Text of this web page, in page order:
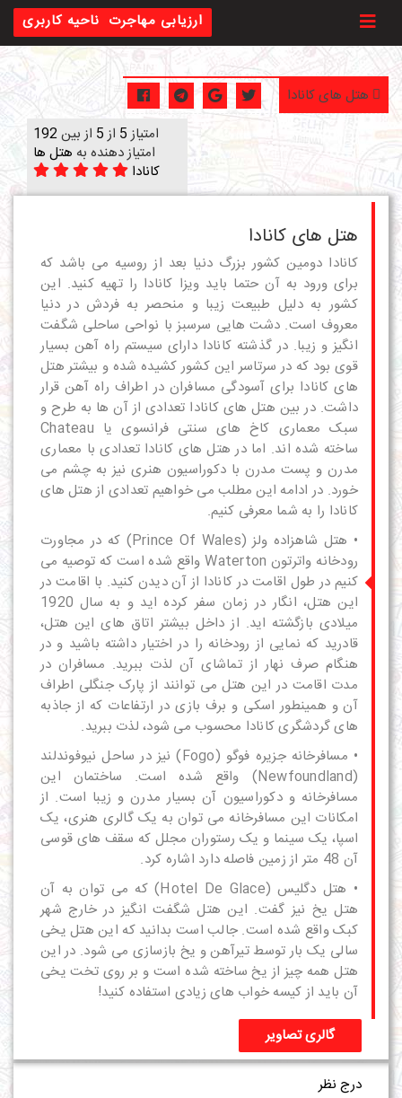
ناحیه کاربری ارزیابی مهاجرت
امتیاز5 از5 از بین 192
امتیاز دهنده به هتل ها
کانادا
هتل های کانادا
کانادا دومین کشور بزرگ دنیا بعد از روسیه می باشد که
برای ورود به آن حتما باید ویزا کانادا را تهیه کنید. این
کشور به دلیل طبیعت زیبا و منحصر به فردش در دنیا
معروف است. دشت هایی سرسبز با نواحی ساحلی شگفت
انگیز و زیبا. در گذشته کانادا دارای سیستم راه آهن بسیار
قوی بود که در سرتاسر این کشور کشیده شده و بیشتر هتل
های کانادا برای آسودگی مسافران در اطراف راه آهن قرار
داشت. در بین هتل های کانادا تعدادی از آن ها به طرح و
سبک معماری کاخ های سنتی فرانسوی یا Chateau
ساخته شده اند. اما در هتل های کانادا تعدادی با معماری
مدرن و پست مدرن با دکوراسیون هنری نیز به چشم می
خورد. در ادامه این مطلب می خواهیم تعدادی از هتل های
کانادا را به شما معرفی کنیم.
• هتل شاهزاده ولز (Prince Of Wales) که در مجاورت
رودخانه واترتون Waterton واقع شده است که توصیه می
کنیم در طول اقامت در کانادا از آن دیدن کنید. با اقامت در
این هتل، انگار در زمان سفر کرده اید و به سال 1920
میلادی بازگشته اید. از داخل بیشتر اتاق های این هتل،
قادرید که نمایی از رودخانه را در اختیار داشته باشید و در
هنگام صرف نهار از تماشای آن لذت ببرید. مسافران در
مدت اقامت در این هتل می توانند از پارک جنگلی اطراف
آن و همینطور اسکی و برف بازی در ارتفاعات که از جاذبه
های گردشگری کانادا محسوب می شود، لذت ببرید.
• مسافرخانه جزیره فوگو (Fogo) نیز در ساحل نیوفوندلند
(Newfoundland) واقع شده است. ساختمان این
مسافرخانه و دکوراسیون آن بسیار مدرن و زیبا است. از
امکانات این مسافرخانه می توان به یک گالری هنری، یک
اسپا، یک سینما و یک رستوران مجلل که سقف های قوسی
آن 48 متر از زمین فاصله دارد اشاره کرد.
• هتل دگلیس (Hotel De Glace) که می توان به آن
هتل یخ نیز گفت. این هتل شگفت انگیز در خارج شهر
کبک واقع شده است. جالب است بدانید که این هتل یخی
سالی یک بار توسط تیرآهن و یخ بازسازی می شود. در این
هتل همه چیز از یخ ساخته شده است و بر روی تخت یخی
آن باید از کیسه خواب های زیادی استفاده کنید!
گالری تصاویر
درج نظر